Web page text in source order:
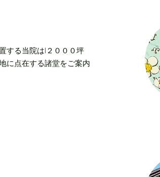
する当院はl２０００坪
に点在する諸堂をご案内